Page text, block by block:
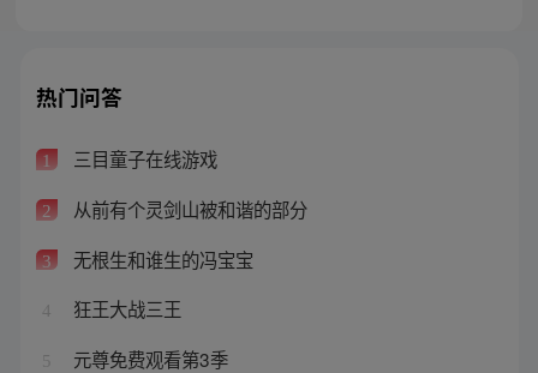
热门问答
1 三目童子在线游戏
2 从前有个灵剑山被和谐的部分
3 无根生和谁生的冯宝宝
4 狂王大战三王
5 元尊免费观看第3季